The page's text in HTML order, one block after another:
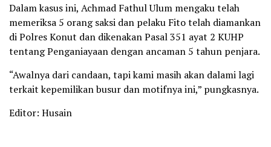
Dalam kasus ini, Achmad Fathul Ulum mengaku telah
memeriksa 5 orang saksi dan pelaku Fito telah diamankan
di Polres Konut dan dikenakan Pasal 351 ayat 2 KUHP
tentang Penganiayaan dengan ancaman 5 tahun penjara.
“Awalnya dari candaan, tapi kami masih akan dalami lagi
terkait kepemilikan busur dan motifnya ini,” pungkasnya.
Editor: Husain